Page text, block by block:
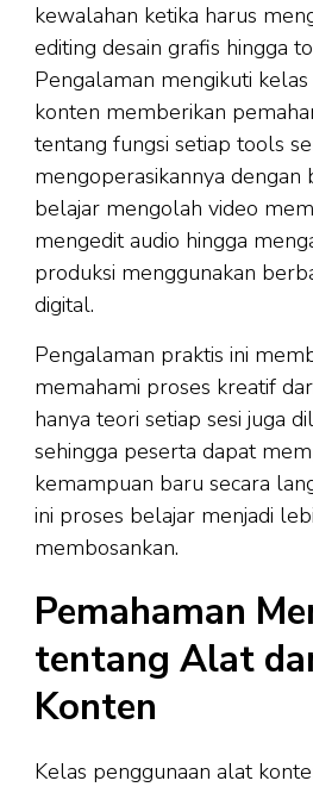
kewalahan ketika harus
editing desain grafis hingga
Pengalaman mengikuti
konten memberikan
tentang fungsi setiap tools
mengoperasikannya dengan
belajar mengolah video
mengedit audio hingga
produksi menggunakan
digital.
Pengalaman praktis ini
memahami proses kreatif
hanya teori setiap sesi juga
sehingga peserta dapat
kemampuan baru secara
ini proses belajar menjadi
membosankan.
Pemahaman
tentang Alat
Konten
Kelas penggunaan alat